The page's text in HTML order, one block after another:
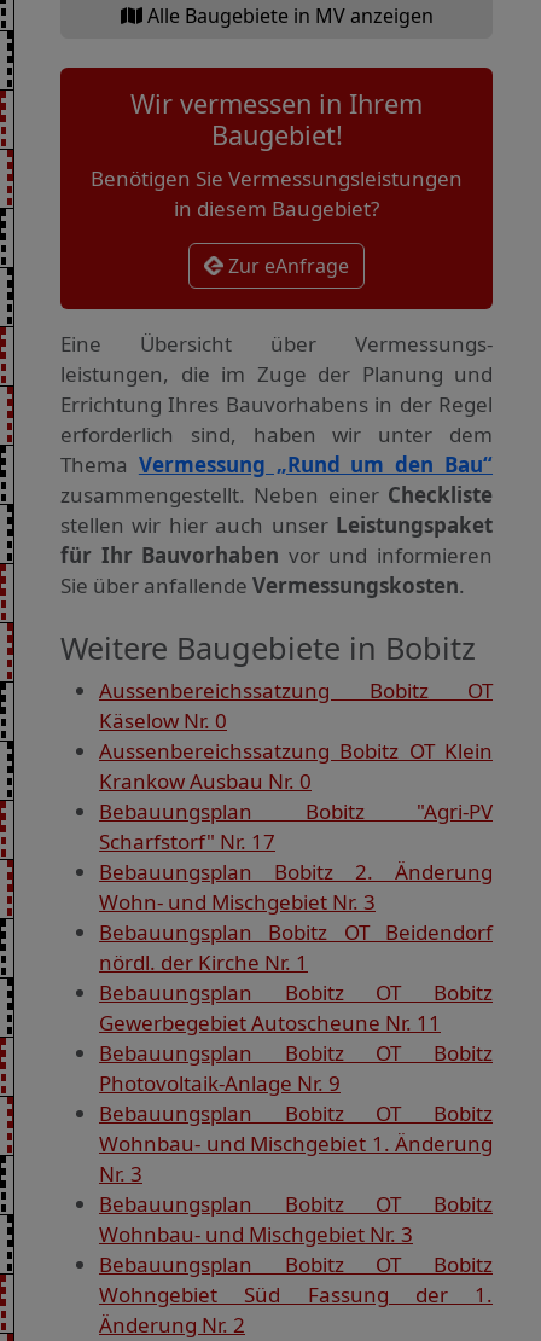
Alle Baugebiete in MV anzeigen
Wir vermessen in Ihrem
Baugebiet!
Benötigen Sie Vermessungsleistungen
in diesem Baugebiet?
Zur eAnfrage
Eine Übersicht über Vermessungs­
leistungen, die im Zuge der Planung und
Errichtung Ihres Bauvorhabens in der Regel
erforderlich sind, haben wir unter dem
Thema Vermessung „Rund um den Bau“
zusammengestellt. Neben einer Checkliste
stellen wir hier auch unser Leistungspaket
für Ihr Bauvorhaben vor und informieren
Sie über anfallende Vermessungskosten.
Weitere Baugebiete in Bobitz
Aussenbereichssatzung Bobitz OT
Käselow Nr. 0
Aussenbereichssatzung Bobitz OT Klein
Krankow Ausbau Nr. 0
Bebauungsplan Bobitz "Agri-PV
Scharfstorf" Nr. 17
Bebauungsplan Bobitz 2. Änderung
Wohn- und Mischgebiet Nr. 3
Bebauungsplan Bobitz OT Beidendorf
nördl. der Kirche Nr. 1
Bebauungsplan Bobitz OT Bobitz
Gewerbegebiet Autoscheune Nr. 11
Bebauungsplan Bobitz OT Bobitz
Photovoltaik-Anlage Nr. 9
Bebauungsplan Bobitz OT Bobitz
Wohnbau- und Mischgebiet 1. Änderung
Nr. 3
Bebauungsplan Bobitz OT Bobitz
Wohnbau- und Mischgebiet Nr. 3
Bebauungsplan Bobitz OT Bobitz
Wohngebiet Süd Fassung der 1.
Änderung Nr. 2